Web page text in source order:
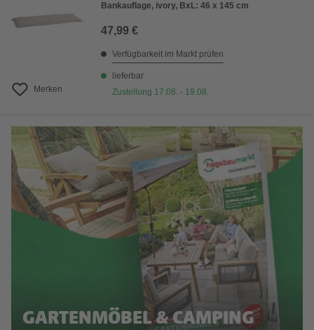
Merken
Bankauflage, ivory, BxL: 46 x 145 cm
47,99 €
Verfügbarkeit im Markt prüfen
lieferbar
Zustellung 17.08. - 19.08.
GARTENMÖBEL & CAMPING